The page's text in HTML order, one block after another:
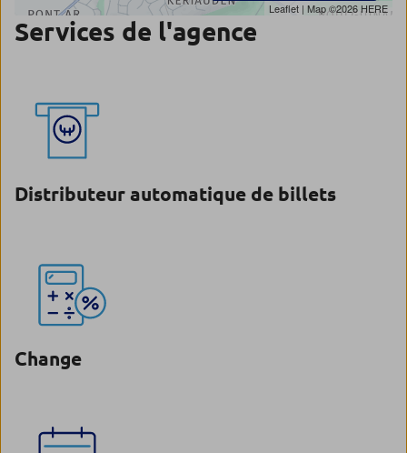
Leaflet | Map ©2026HERE
Services de l'agence
Distributeur automatique de billets
Change